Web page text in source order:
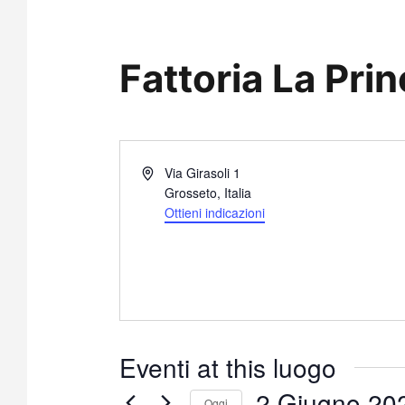
Fattoria La
I
Via Girasoli 1
Grosseto, Italia
Ottieni indicazioni
Eventi at this luogo